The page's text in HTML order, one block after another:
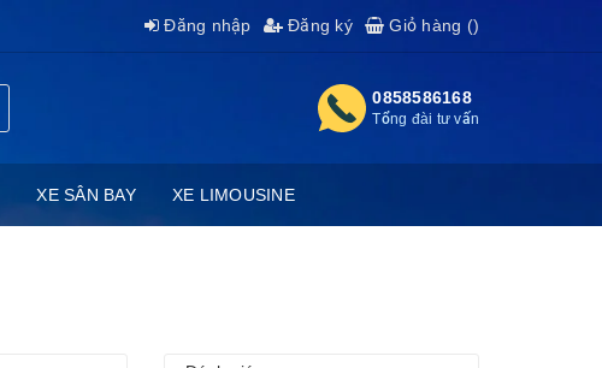
Giỏ hàng ()
Đăng nhập Đăng ký
0858586168
Tổng đài tư vấn
XE SÂN BAY XE LIMOUSINE